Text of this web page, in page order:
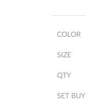
COLOR
SIZE
QTY
SET BUY